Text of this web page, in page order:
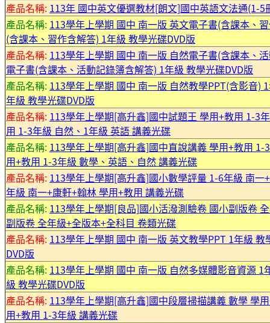
產品名稱: 113年 國中英文優選教材[朗文]國中英語文法通(1-
產品名稱: 113學年上學期 國中 南一版 英文電子書(含課本、
(含課本、習作含解答) 1年級 教學光碟DVD版
產品名稱: 113學年上學期 國中 南一版 自然電子書(含課本、
電子書(含課本、活動記錄簿含解答) 1年級 教學光碟DVD版
產品名稱: 113學年上學期 國中 南一版 自然教學PPT(含影音)
年級 教學光碟DVD版
產品名稱: 113學年上學期[高升鑫]國中試題王 學用+教用 1-3
用 1-3年級 自然、1年級 英語 講義光碟
產品名稱: 113學年上學期[高升鑫]國中直說講義 學用+教用
用+教用 1-3年級 數學、英語、自然 講義光碟
產品名稱: 113學年上學期[高升鑫]國小數學評量 1-6年級 南
年級 南一+康軒+翰林 學用+教用 講義光碟
產品名稱: 113學年上學期[良品]國小活潑測驗卷 國小副版卷
副版卷 全年級+全版本+全科目 卷類光碟
產品名稱: 113學年上學期 國中 南一版 英文教學PPT 1年級
DVD版
產品名稱: 113學年上學期 國中 南一版 自然多媒體影音資源
級 教學光碟DVD版
產品名稱: 113學年上學期[高升鑫]國中段層掃描講義 數學 學
用+教用 1-3年級 講義光碟